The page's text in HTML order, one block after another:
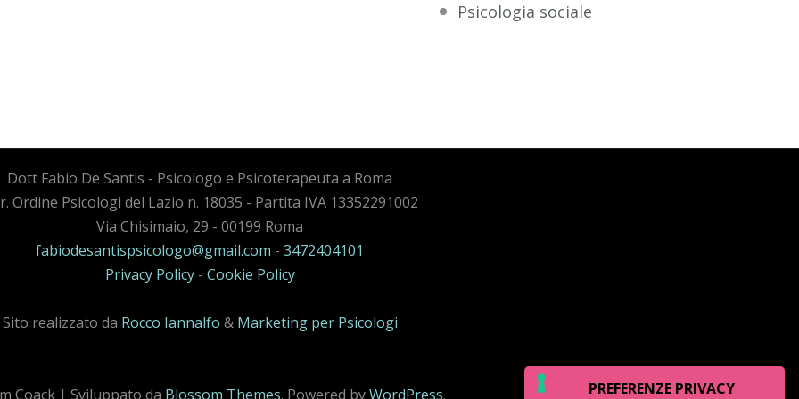
Psicologia sociale
Dott Fabio De Santis - Psicologo e Psicoterapeuta a Roma
Ordine Psicologi del Lazio n. 18035 - Partita IVA 13352291002
Via Chisimaio, 29 - 00199 Roma
fabiodesantispsicologo@gmail.com - 3472404101
Privacy Policy- Cookie Policy
Sito realizzato da Rocco Iannalfo & Marketing per Psicologi
Coack | Sviluppato da Blossom Themes. Powered byWordPress.